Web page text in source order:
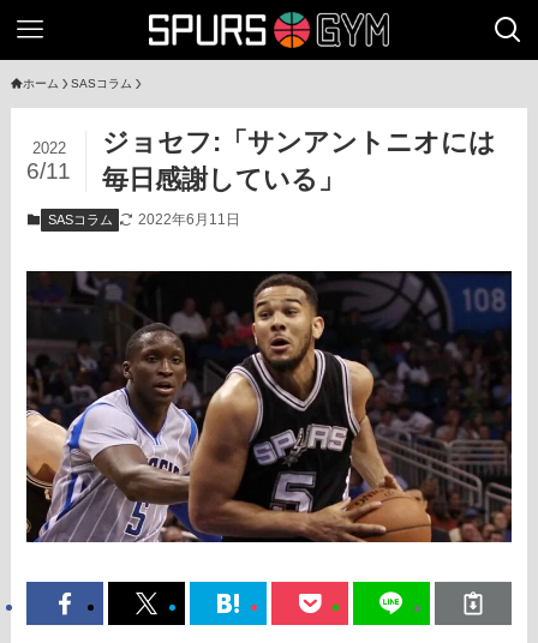
ホーム SASコラム
ジョセフ:「サンアントニオには
毎日感謝している」
2022
6/11
SASコラム 2022年6月11日